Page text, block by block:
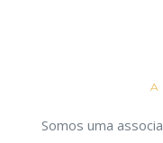
A
Somos uma